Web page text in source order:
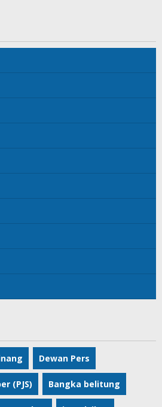
Dewan Pers
(PJS) Bangka belitung